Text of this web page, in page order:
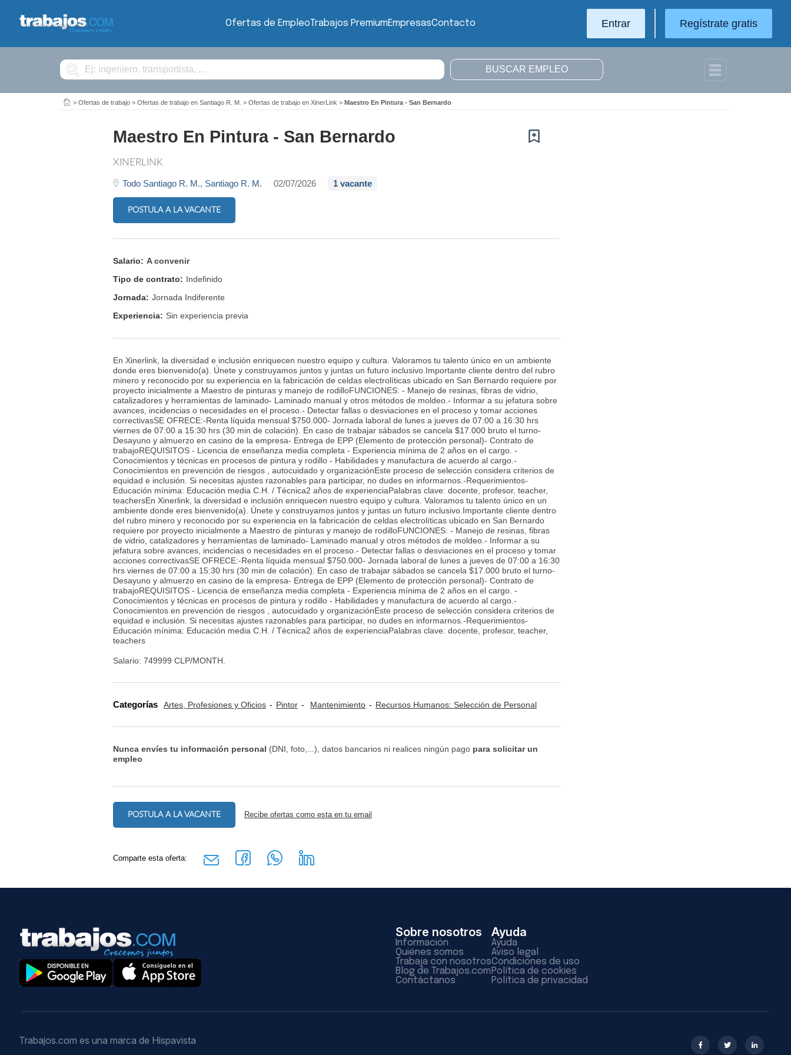
Ofertas de EmpleoTrabajos PremiumEmpresasContacto Entrar Regístrate gratis
Buscar
> Ofertas de trabajo > Ofertas de trabajo en Santiago R. M. > Ofertas de trabajo en XinerLink > Maestro En Pintura - San Bernardo
Maestro En Pintura - San Bernardo
XINERLINK
Todo Santiago R. M., Santiago R. M. 02/07/2026 1 vacante
POSTULA A LA VACANTE
Salario: A convenir
Tipo de contrato: Indefinido
Jornada: Jornada Indiferente
Experiencia: Sin experiencia previa
En Xinerlink, la diversidad e inclusión enriquecen nuestro equipo y cultura. Valoramos tu talento único en un ambiente
donde eres bienvenido(a). Únete y construyamos juntos y juntas un futuro inclusivo.Importante cliente dentro del rubro
minero y reconocido por su experiencia en la fabricación de celdas electrolíticas ubicado en San Bernardo requiere por
proyecto inicialmente a Maestro de pinturas y manejo de rodilloFUNCIONES: - Manejo de resinas, fibras de vidrio,
catalizadores y herramientas de laminado- Laminado manual y otros métodos de moldeo.- Informar a su jefatura sobre
avances, incidencias o necesidades en el proceso.- Detectar fallas o desviaciones en el proceso y tomar acciones
correctivasSE OFRECE:-Renta líquida mensual $750.000- Jornada laboral de lunes a jueves de 07:00 a 16:30 hrs
viernes de 07:00 a 15:30 hrs (30 min de colación). En caso de trabajar sábados se cancela $17.000 bruto el turno-
Desayuno y almuerzo en casino de la empresa- Entrega de EPP (Elemento de protección personal)- Contrato de
trabajoREQUISITOS - Licencia de enseñanza media completa - Experiencia mínima de 2 años en el cargo. -
Conocimientos y técnicas en procesos de pintura y rodillo - Habilidades y manufactura de acuerdo al cargo.-
Conocimientos en prevención de riesgos , autocuidado y organizaciónEste proceso de selección considera criterios de
equidad e inclusión. Si necesitas ajustes razonables para participar, no dudes en informarnos.-Requerimientos-
Educación mínima: Educación media C.H. / Técnica2 años de experienciaPalabras clave: docente, profesor, teacher,
teachersEn Xinerlink, la diversidad e inclusión enriquecen nuestro equipo y cultura. Valoramos tu talento único en un
ambiente donde eres bienvenido(a). Únete y construyamos juntos y juntas un futuro inclusivo.Importante cliente dentro
del rubro minero y reconocido por su experiencia en la fabricación de celdas electrolíticas ubicado en San Bernardo
requiere por proyecto inicialmente a Maestro de pinturas y manejo de rodilloFUNCIONES: - Manejo de resinas, fibras
de vidrio, catalizadores y herramientas de laminado- Laminado manual y otros métodos de moldeo.- Informar a su
jefatura sobre avances, incidencias o necesidades en el proceso.- Detectar fallas o desviaciones en el proceso y tomar
acciones correctivasSE OFRECE:-Renta líquida mensual $750.000- Jornada laboral de lunes a jueves de 07:00 a 16:30
hrs viernes de 07:00 a 15:30 hrs (30 min de colación). En caso de trabajar sábados se cancela $17.000 bruto el turno-
Desayuno y almuerzo en casino de la empresa- Entrega de EPP (Elemento de protección personal)- Contrato de
trabajoREQUISITOS - Licencia de enseñanza media completa - Experiencia mínima de 2 años en el cargo. -
Conocimientos y técnicas en procesos de pintura y rodillo - Habilidades y manufactura de acuerdo al cargo.-
Conocimientos en prevención de riesgos , autocuidado y organizaciónEste proceso de selección considera criterios de
equidad e inclusión. Si necesitas ajustes razonables para participar, no dudes en informarnos.-Requerimientos-
Educación mínima: Educación media C.H. / Técnica2 años de experienciaPalabras clave: docente, profesor, teacher,
teachers
Salario: 749999 CLP/MONTH.
Categorías Artes, Profesiones y Oficios Pintor Mantenimiento Recursos Humanos: Selección de Personal
Nunca envíes tu información personal (DNI, foto,...), datos bancarios ni realices ningún pago para solicitar un
empleo
POSTULA A LA VACANTE Recibe ofertas como esta en tu email
Comparte esta oferta:
Sobre nosotros
Información
Quiénes somos
Trabaja con nosotros
Blog de Trabajos.com
Contáctanos
Ayuda
Ayuda
Aviso legal
Condiciones de uso
Política de cookies
Política de privacidad
Trabajos.com es una marca de Hispavista